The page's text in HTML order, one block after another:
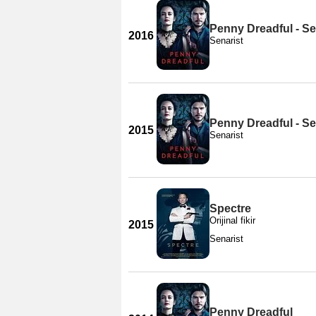
2016
Penny Dreadful -
Senarist
2015
Penny Dreadful -
Senarist
2015
Spectre
Orijinal fikir
Senarist
Penny Dreadful